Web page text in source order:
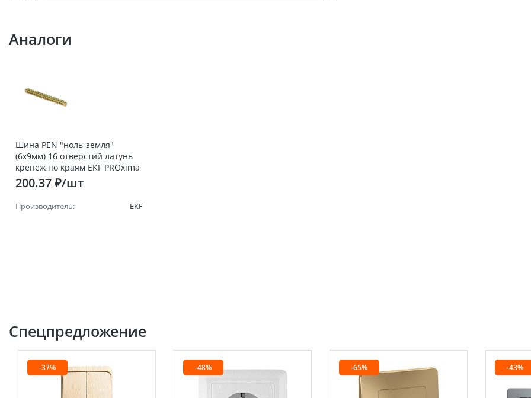
Аналоги
Шина PEN "ноль-земля"
(6х9мм) 16 отверстий латунь
крепеж по краям EKF PROxima
200.37 ₽/шт
Производитель: EKF
Спецпредложение
-37% -48% -65% -43%